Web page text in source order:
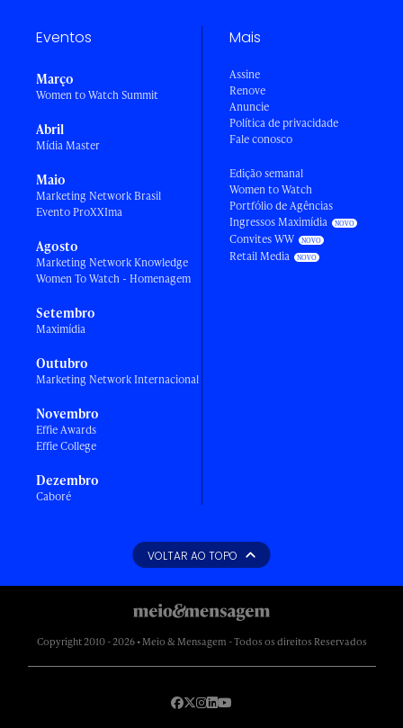
Eventos
Março
Women to Watch Summit
Abril
Mídia Master
Maio
Marketing Network Brasil
Evento ProXXIma
Agosto
Marketing Network Knowledge
Women To Watch - Homenagem
Setembro
Maximídia
Outubro
Marketing Network Internacional
Novembro
Effie Awards
Effie College
Dezembro
Caboré
Mais
Assine
Renove
Anuncie
Política de privacidade
Fale conosco
Edição semanal
Women to Watch
Portfólio de Agências
Ingressos Maximídia
Convites WW
Retail Media
VOLTAR AO TOPO
Copyright 2010 - 2026 • Meio & Mensagem - Todos os direitos Reservados